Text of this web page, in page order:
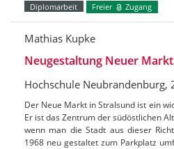
Diplomarbeit Freier Zugang
Mathias Kupke
Neugestaltung Neuer
Hochschule Neubrandenburg,
Der Neue Markt in Stralsund ist ein
Er ist das Zentrum der südöstlichen
wenn man die Stadt aus dieser
1968 neu gestaltet zum Parkplatz